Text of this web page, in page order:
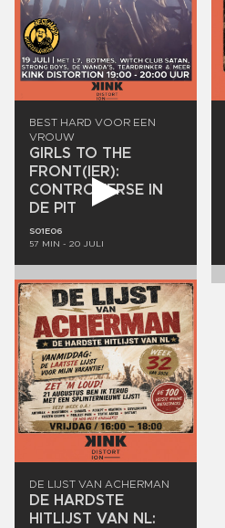
BEST HARD VOOR EEN
VROUW
GIRLS TO THE
FRONT(IER):
CONTROVERSE
IN
DE PIT
S01E06
57 MIN - 20 JULI
DE LIJST VAN ACHERMAN
DE HARDSTE
HITLIJST VAN
NL: